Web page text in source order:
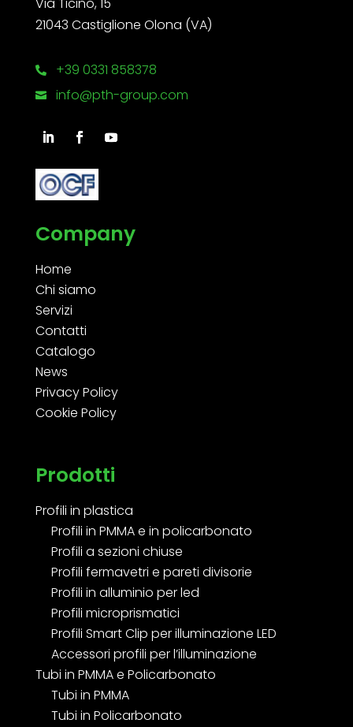
Via Ticino, 15
21043 Castiglione Olona (VA)
 +39 0331 858378
 info@pth-group.com
Company
Home
Chi siamo
Servizi
Contatti
Catalogo
News
Privacy Policy
Cookie Policy
Prodotti
Profili in plastica
Profili in PMMA e in policarbonato
Profili a sezioni chiuse
Profili fermavetri e pareti divisorie
Profili in alluminio per led
Profili microprismatici
Profili Smart Clip per illuminazione LED
Accessori profili per l’illuminazione
Tubi in PMMA e Policarbonato
Tubi in PMMA
Tubi in Policarbonato